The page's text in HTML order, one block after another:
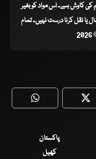
کی کاوش ہے۔ اس مواد کو بغیر
نقل کرنا درست نہیں۔ تمام
WhatsApp
پاکستان
کھیل